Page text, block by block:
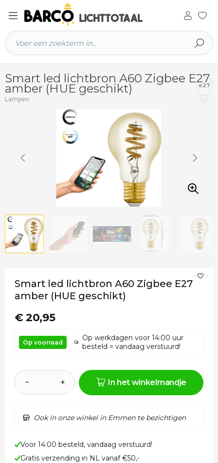
hoofdinhoud
Smart led lichtbron A60 Zigbee E27
amber (HUE geschikt)
Lampen
e27
Smart led lichtbron A60 Zigbee E27
amber (HUE geschikt)
€ 20,95
Op voorraad
Op werkdagen voor 14:00 uur
besteld = vandaag verstuurd!
− + In het winkelmandje
Ook in onze winkel in Emmen te bezichtigen
Voor 14:00 besteld, vandaag verstuurd!
Gratis verzending in NL vanaf €50,-